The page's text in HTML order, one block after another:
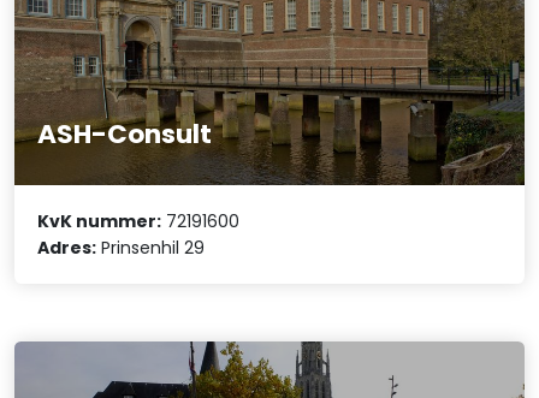
ASH-Consult
KvK nummer: 72191600
Adres: Prinsenhil 29